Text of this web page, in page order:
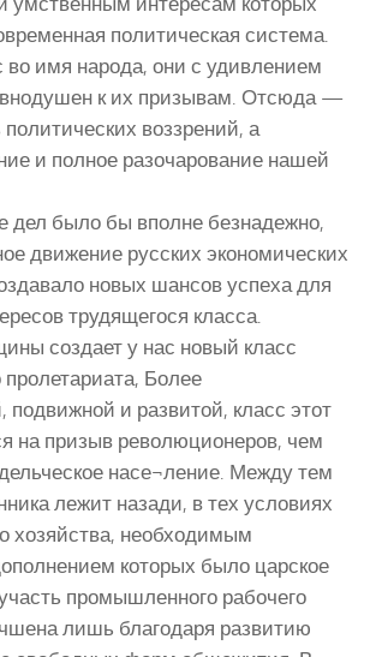
политическая система.
во имя народа, они с удивлением
к их призывам. Отсюда —
воззрений, а
и полное разочарование нашей
дел было бы вполне безнадежно,
движение русских экономических
новых шансов успеха для
трудящегося класса.
создает у нас новый класс
Более
и развитой, класс этот
на призыв революционеров, чем
насе¬ление. Между тем
лежит назади, в тех условиях
хозяйства, необходимым
которых было царское
промышленного рабочего
лишь благодаря развитию